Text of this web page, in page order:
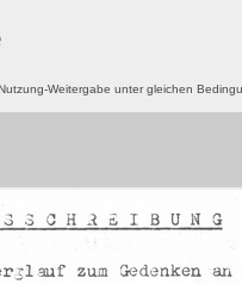
Weitergabe unter gleichen